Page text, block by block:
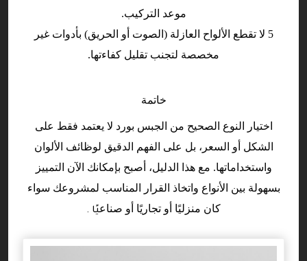
موعد التركيب.
5 لا تقطع الألواح العازلة (الصوت أو الحريق) بأدوات غير
مخصصة لتجنب تقليل كفاءتها.
خاتمة
اختيار النوع الصحيح من الجبس بورد لا يعتمد فقط على
الشكل أو السعر، بل على الفهم الدقيق لوظائف الألوان
واستخداماتها. مع هذا الدليل، أصبح بإمكانك الآن التمييز
بسهولة بين الأنواع واتخاذ القرار المناسب لمشروعك سواء
كان منزليًا أو تجاريًا أو صناعيًا .